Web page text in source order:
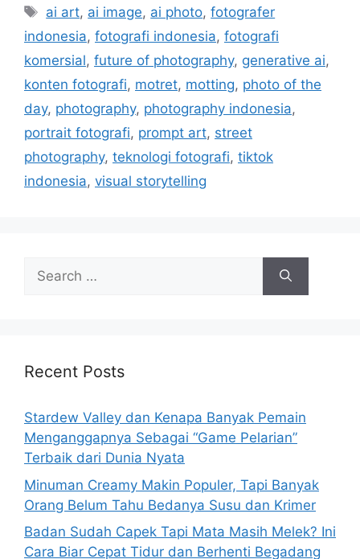
e
g
o
r
i
s
T
a
s
ai art, ai image, ai photo,fotografer
indonesia, fotografi indonesia, fotografi
komersial, future of photography, generative ai,
konten fotografi, motret, motting, photo of the
day, photography, photography indonesia,
portrait fotografi, prompt art, street
photography, teknologi fotografi, tiktok
indonesia, visual storytelling
h
r
:
Recent Posts
Stardew Valley dan Kenapa Banyak Pemain
Menganggapnya Sebagai “Game Pelarian”
Terbaik dari Dunia Nyata
Minuman Creamy Makin Populer, Tapi Banyak
Orang Belum Tahu Bedanya Susu dan Krimer
Badan Sudah Capek Tapi Mata Masih Melek? Ini
Cara Biar Cepat Tidur dan Berhenti Begadang